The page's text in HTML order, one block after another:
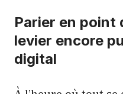
Parier en point
levier encore
digital